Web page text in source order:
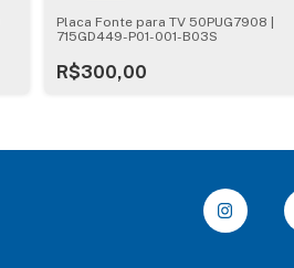
Placa Fonte para TV 50PUG7908 |
715GD449-P01-001-B03S
R$300,00